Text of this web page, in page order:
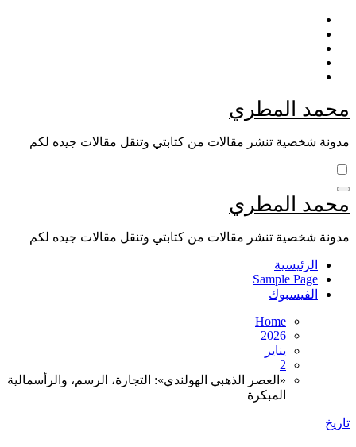
Skip
content
محمد المطري
مدونة شخصية تنشر مقالات من كتابتي وتنقل مقالات جيده لكم
محمد المطري
مدونة شخصية تنشر مقالات من كتابتي وتنقل مقالات جيده لكم
الرئيسية
Sample Page
الفيسبوك
Home
2026
يناير
2
​«العصر الذهبي الهولندي»: التجارة، الرسم، والرأسمالية
المبكرة
تاريخ